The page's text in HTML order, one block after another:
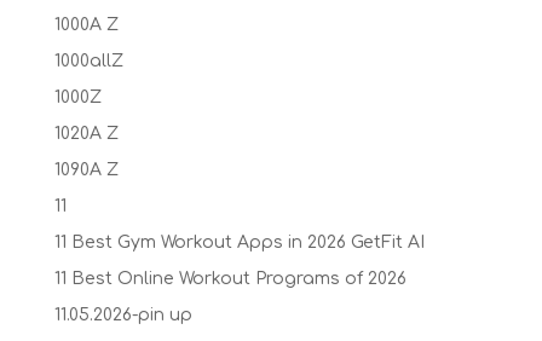
1000A Z
1000allZ
1000Z
1020A Z
1090A Z
11
11 Best Gym Workout Apps in 2026 GetFit AI
11 Best Online Workout Programs of 2026
11.05.2026-pin up